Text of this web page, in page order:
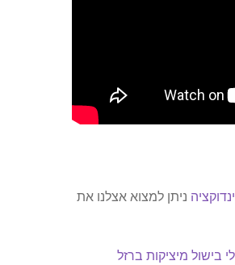
ניתן למצוא אצלנו את
בישול מיציקות ברזל